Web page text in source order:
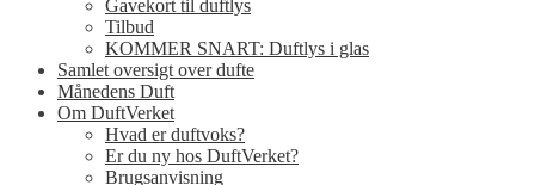
Gavekort til duftlys
Tilbud
KOMMER SNART: Duftlys i glas
Samlet oversigt over dufte
Månedens Duft
Om DuftVerket
Hvad er duftvoks?
Er du ny hos DuftVerket?
Brugsanvisning